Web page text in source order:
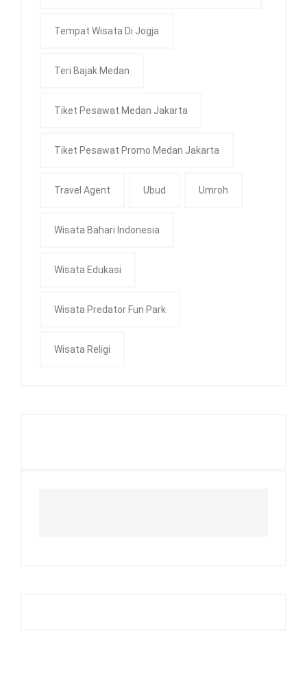
Tempat Wisata Di Jogja
Teri Bajak Medan
Tiket Pesawat Medan Jakarta
Tiket Pesawat Promo Medan Jakarta
Travel Agent Ubud Umroh
Wisata Bahari Indonesia
Wisata Edukasi
Wisata Predator Fun Park
Wisata Religi